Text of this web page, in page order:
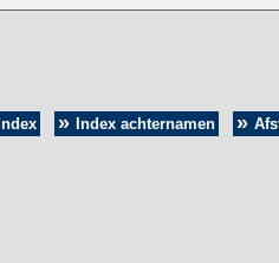
Index Index achternamen